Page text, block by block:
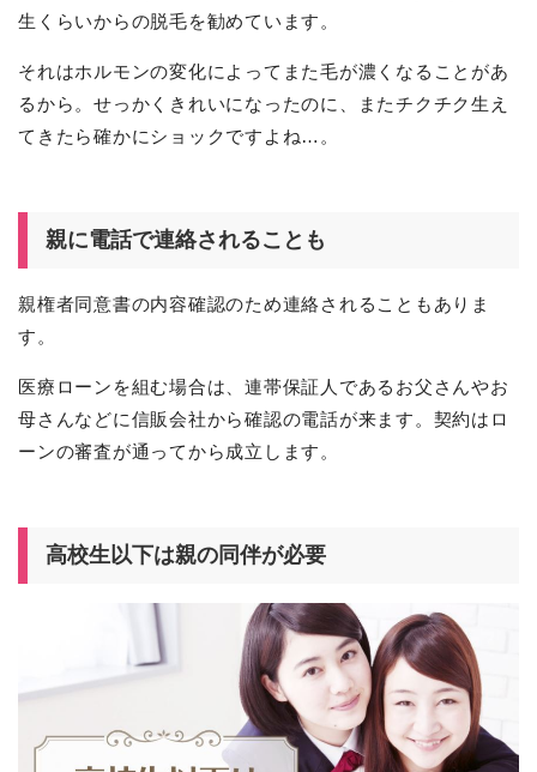
生くらいからの脱毛を勧めています。
それはホルモンの変化によってまた毛が濃くなることがあ
るから。せっかくきれいになったのに、またチクチク生え
てきたら確かにショックですよね…。
親に電話で連絡されることも
親権者同意書の内容確認のため連絡されることもありま
す。
医療ローンを組む場合は、連帯保証人であるお父さんやお
母さんなどに信販会社から確認の電話が来ます。契約はロ
ーンの審査が通ってから成立します。
高校生以下は親の同伴が必要